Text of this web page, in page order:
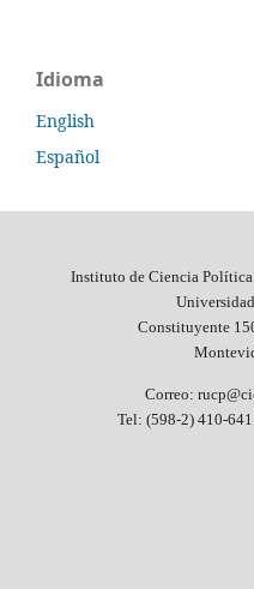
Idioma
English
Español
Instituto de Ciencia Política
Constituyente
Correo:
Tel: (598-2) 410-